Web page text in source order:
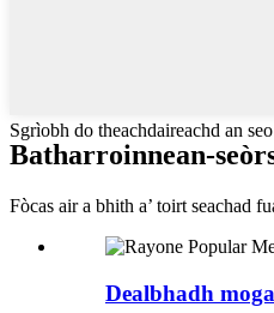
Sgrìobh do theachdaireachd an
Batharroinnean-
Fòcas air a bhith a’ toirt seachad
Dealbhadh